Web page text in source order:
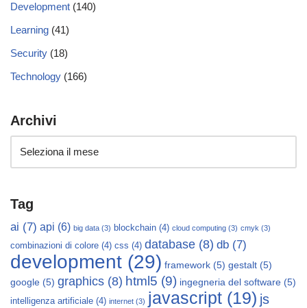
Development (140)
Learning (41)
Security (18)
Technology (166)
Archivi
Tag
ai (7) api (6) big data (3) blockchain (4) cloud computing (3) cmyk (3)
combinazioni di colore (4) css (4) database (8) db (7)
development (29) framework (5) gestalt (5)
google (5) graphics (8) html5 (9) ingegneria del software (5)
intelligenza artificiale (4) internet (3) javascript (19) js